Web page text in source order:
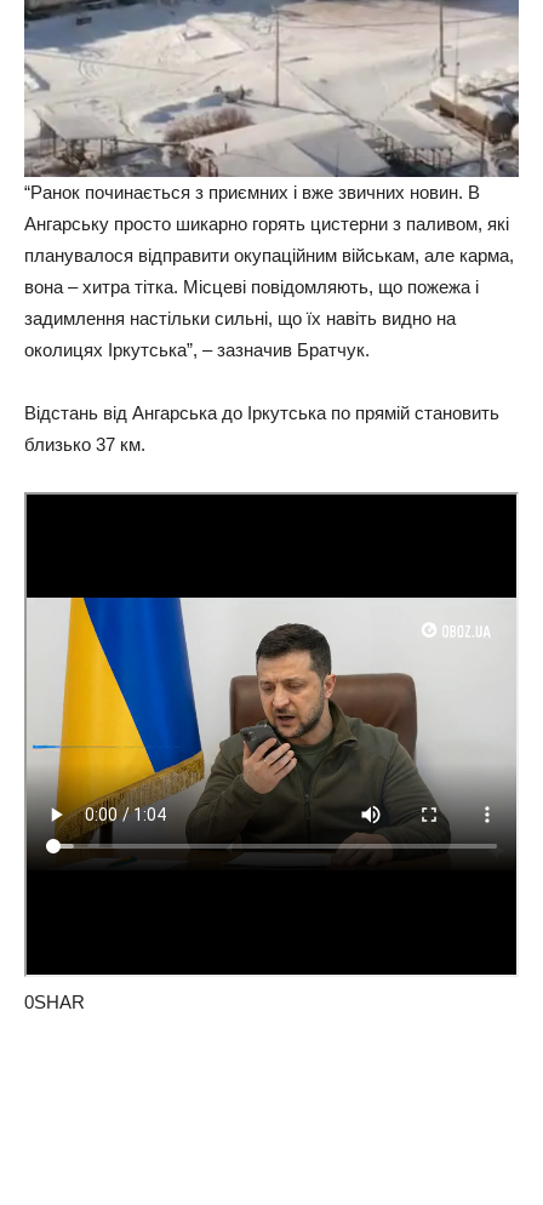
“Ранок починається з приємних і вже звичних новин. В
Ангарську просто шикарно горять цистерни з паливом, які
планувалося відправити окупаційним військам, але карма,
вона – хитра тітка. Місцеві повідомляють, що пожежа і
задимлення настільки сильні, що їх навіть видно на
околицях Іркутська”, – зазначив Братчук.
Відстань від Ангарська до Іркутська по прямій становить
близько 37 км.
0SHAR